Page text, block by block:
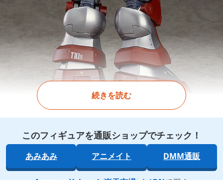
続きを読む
このフィギュアを通販ショップでチェック！
あみあみ アニメイト DMM通販